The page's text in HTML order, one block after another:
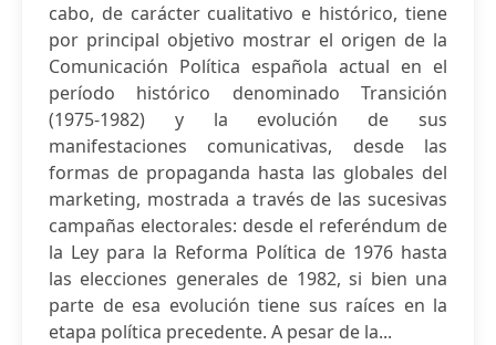
cabo, de carácter cualitativo e histórico, tiene
por principal objetivo mostrar el origen de la
Comunicación Política española actual en el
período histórico denominado Transición
(1975-1982) y la evolución de sus
manifestaciones comunicativas, desde las
formas de propaganda hasta las globales del
marketing, mostrada a través de las sucesivas
campañas electorales: desde el referéndum de
la Ley para la Reforma Política de 1976 hasta
las elecciones generales de 1982, si bien una
parte de esa evolución tiene sus raíces en la
etapa política precedente. A pesar de la...